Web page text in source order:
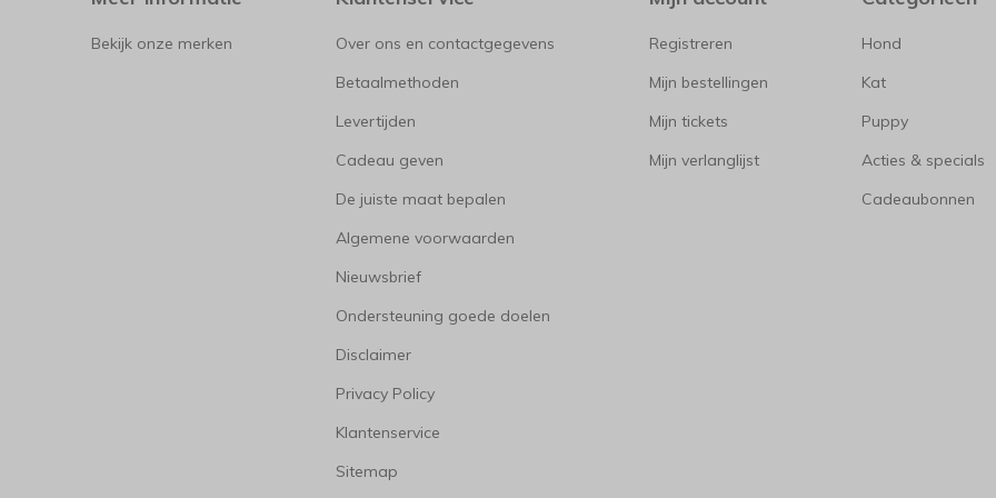
Bekijk onze merken
Over ons en contactgegevens
Betaalmethoden
Levertijden
Cadeau geven
De juiste maat bepalen
Algemene voorwaarden
Nieuwsbrief
Ondersteuning goede doelen
Disclaimer
Privacy Policy
Klantenservice
Sitemap
Registreren
Mijn bestellingen
Mijn tickets
Mijn verlanglijst
Hond
Kat
Puppy
Acties & specials
Cadeaubonnen